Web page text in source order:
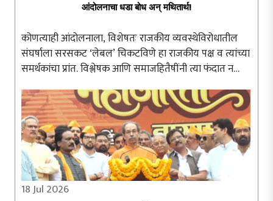
आंदोलनाचा धडा बोध अन् मथितार्थ!
कोणत्याही आंदोलनाला, विशेषतः राजकीय व्यवस्थेविरोधातील
संघर्षाला सरसकट ‘लेबल’ चिकटविणे हा राजकीय पक्ष व त्यांच्या
समर्थकांचा प्रांत. विश्लेषक आणि समाजहितैषींनी त्या फंदात न
दिल्लीतील जंतरमंतरवर ..
18 Jul 2026